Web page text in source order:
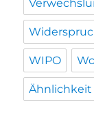
WIPO
Ähnlichkeit